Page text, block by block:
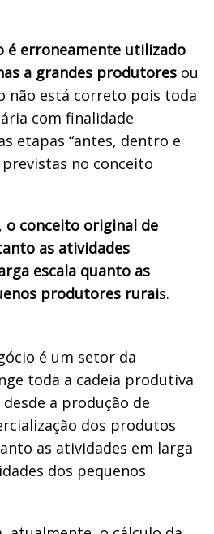
é erroneamente utilizado
a grandes produtores ou
não está correto pois toda
com finalidade
etapas “antes, dentro e
no conceito
o conceito original de
as atividades
escala quanto as
produtores rurais.
é um setor da
toda a cadeia produtiva
a produção de
dos produtos
as atividades em larga
dos pequenos